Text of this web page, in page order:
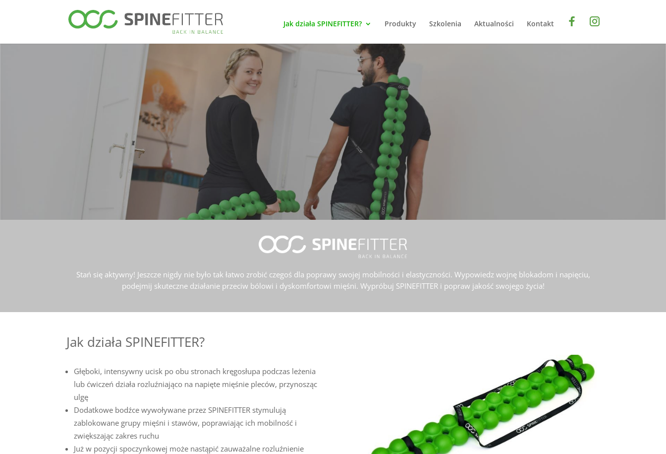
Jak działa SPINEFITTER? Produkty Szkolenia Aktualności Kontakt
Stań się aktywny! Jeszcze nigdy nie było tak łatwo zrobić czegoś dla poprawy swojej mobilności i elastyczności. Wypowiedz wojnę blokadom i napięciu,
podejmij skuteczne działanie przeciw bólowi i dyskomfortowi mięśni. Wypróbuj SPINEFITTER i popraw jakość swojego życia!
Jak działa SPINEFITTER?
Głęboki, intensywny ucisk po obu stronach kręgosłupa podczas leżenia
lub ćwiczeń działa rozluźniająco na napięte mięśnie pleców, przynosząc
ulgę
Dodatkowe bodźce wywoływane przez SPINEFITTER stymulują
zablokowane grupy mięśni i stawów, poprawiając ich mobilność i
zwiększając zakres ruchu
Już w pozycji spoczynkowej może nastąpić zauważalne rozluźnienie